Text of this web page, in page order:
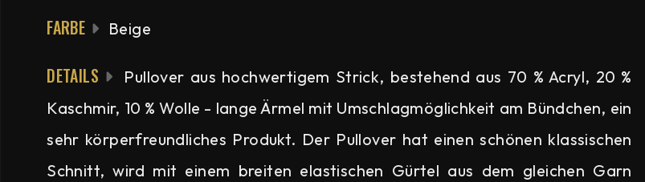
FARBE Beige
DETAILS
Pullover aus hochwertigem Strick, bestehend aus 70 % Acryl, 20 %
Kaschmir, 10 % Wolle - lange Ärmel mit Umschlagmöglichkeit am Bündchen, ein
sehr körperfreundliches Produkt. Der Pullover hat einen schönen klassischen
Schnitt, wird mit einem breiten elastischen Gürtel aus dem gleichen Garn